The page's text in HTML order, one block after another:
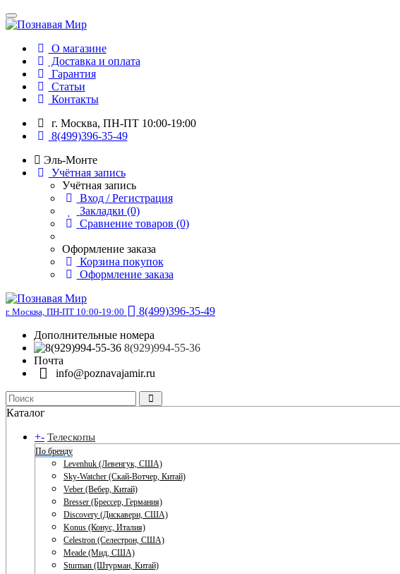
О магазине
Доставка и оплата
Гарантия
Статьи
Контакты
г. Москва, ПН-ПТ 10:00-19:00
8(499)396-35-49
Эль-Монте
Учётная запись
Учётная запись
Вход / Регистрация
Закладки (0)
Сравнение товаров (0)
Оформление заказа
Корзина покупок
Оформление заказа
г. Москва, ПН-ПТ 10:00-19:00
8(499)396-35-49
Дополнительные номера
8(929)994-55-36
Почта
info@poznavajamir.ru
Каталог
+- Телескопы
По бренду
Levenhuk (Левенгук, США)
Sky-Watcher (Скай-Вотчер, Китай)
Veber (Вебер, Китай)
Bresser (Брессер, Германия)
Discovery (Дискавери, США)
Konus (Конус, Италия)
Celestron (Селестрон, США)
Meade (Мид, США)
Sturman (Штурман, Китай)